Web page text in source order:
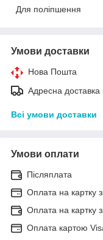
Для поліпшення
Умови доставки
Нова Пошта
Адресна
Всі умови доставки
Умови оплати
Післяплата
Оплата на картку
Оплата на картку
Оплата картою